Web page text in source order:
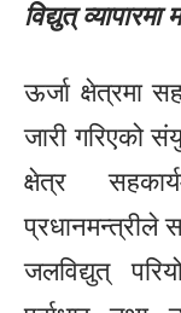
विद्युत् व्यापारमा
ऊर्जा क्षेत्रमा
जारी गरिएको
क्षेत्र
प्रधानमन्त्रीले
जलविद्युत्